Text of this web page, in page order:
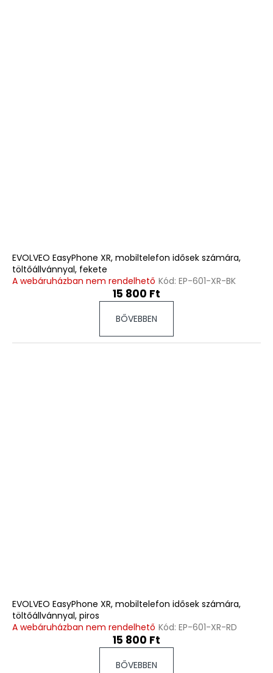
EVOLVEO EasyPhone XR, mobiltelefon idősek számára,
töltőállvánnyal, fekete
A webáruházban nem rendelhető Kód: EP-601-XR-BK
15 800 Ft
BŐVEBBEN
EVOLVEO EasyPhone XR, mobiltelefon idősek számára,
töltőállvánnyal, piros
A webáruházban nem rendelhető Kód: EP-601-XR-RD
15 800 Ft
BŐVEBBEN